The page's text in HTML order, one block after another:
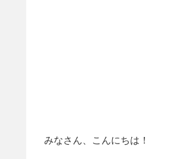
みなさん、こんにちは！